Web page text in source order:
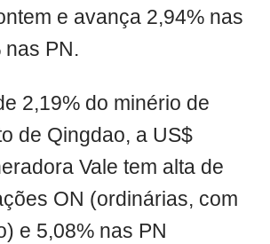
e avança 2,94% nas
nas PN.
2,19% do minério de
de Qingdao, a US$
Vale tem alta de
ON (ordinárias, com
e 5,08% nas PN